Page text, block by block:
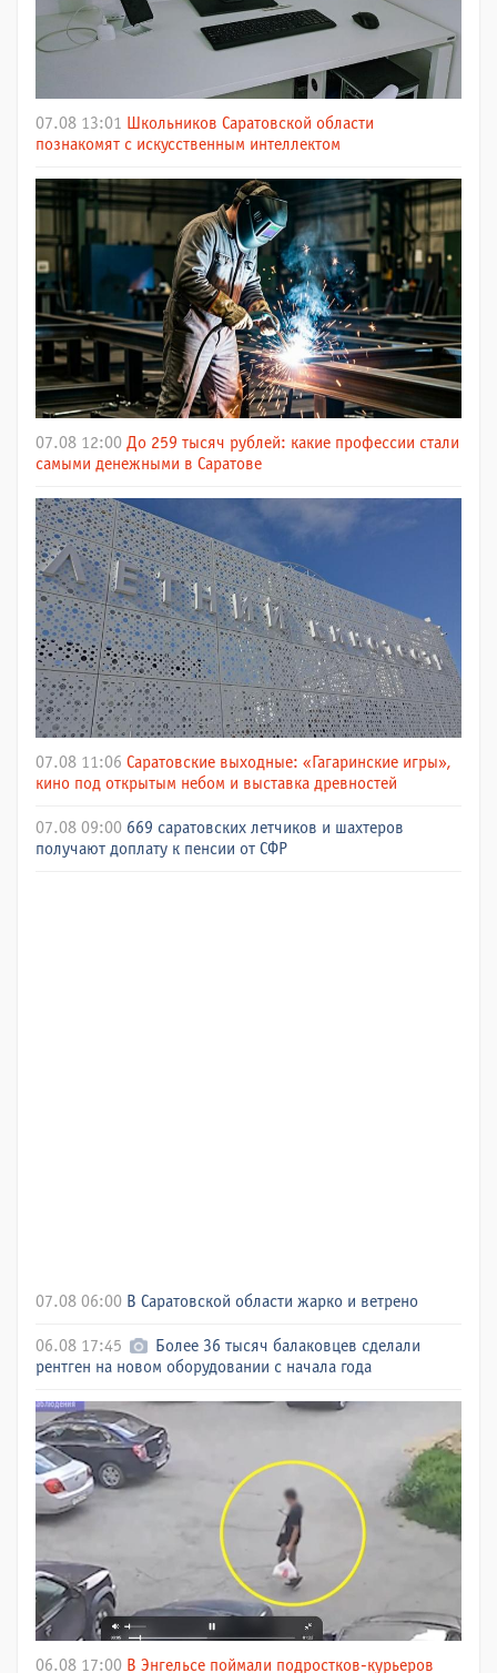
07.08 13:01
Школьников Саратовской области
познакомят с искусственным интеллектом
07.08 12:00 До 259 тысяч рублей: какие профессии стали
самыми денежными в Саратове
07.08 11:06 Саратовские выходные: «Гагаринские игры»,
кино под открытым небом и выставка древностей
07.08 09:00 669 саратовских летчиков и шахтеров
получают доплату к пенсии от СФР
07.08 06:00 В Саратовской области жарко и ветрено
06.08 17:45
Более 36 тысяч балаковцев сделали
рентген на новом оборудовании с начала года
06.08 17:00 В Энгельсе поймали подростков-курьеров